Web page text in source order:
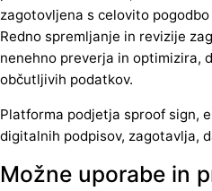
zagotovljena s celovito
Redno spremljanje in revizije
nenehno preverja in optimizira,
občutljivih podatkov.
Platforma podjetja sproof sign,
digitalnih podpisov, zagotavlja,
Možne uporabe in